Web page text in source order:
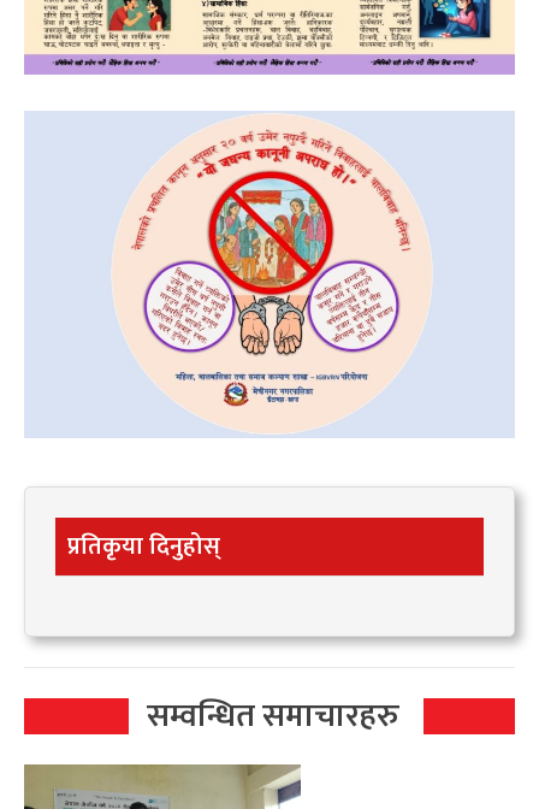
प्रतिकृया दिनुहोस्
सम्वन्धित समाचारहरु